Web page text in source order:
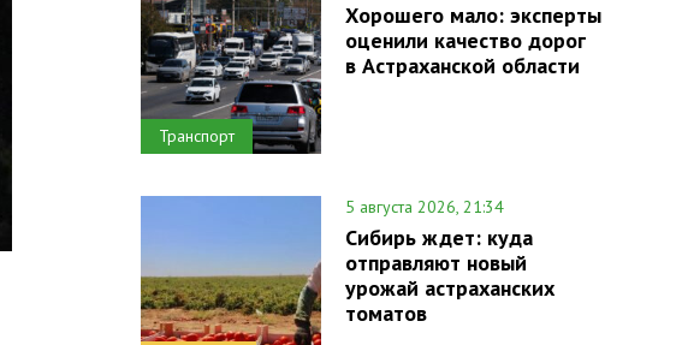
Транспорт
Хорошего мало: эксперты
оценили качество дорог
в Астраханской области
5 августа 2026, 21:34
Сибирь ждет: куда
отправляют новый
урожай астраханских
томатов